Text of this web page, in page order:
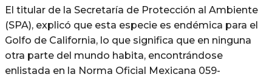
El titular de la Secretaría de Protección al Ambiente
(SPA), explicó que esta especie es endémica para el
Golfo de California, lo que significa que en ninguna
otra parte del mundo habita, encontrándose
enlistada en la Norma Oficial Mexicana 059-